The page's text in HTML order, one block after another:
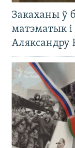
Закаханы ў
матэматык і
Аляксандру